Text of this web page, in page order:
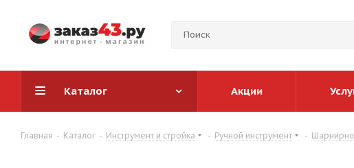
Каталог Акции
Главная - Каталог - Инструмент и стройка - Ручной инструмент -